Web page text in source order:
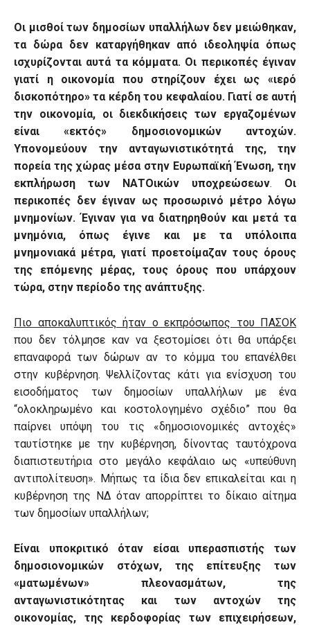
Οι μισθοί των δημοσίων υπαλλήλων δεν μειώθηκαν,
τα δώρα δεν καταργήθηκαν από ιδεοληψία όπως
ισχυρίζονται αυτά τα κόμματα. Οι περικοπές έγιναν
γιατί η οικονομία που στηρίζουν έχει ως «ιερό
δισκοπότηρο» τα κέρδη του κεφαλαίου. Γιατί σε αυτή
την οικονομία, οι διεκδικήσεις των εργαζομένων
είναι «εκτός» δημοσιονομικών αντοχών.
Υπονομεύουν την ανταγωνιστικότητά της, την
πορεία της χώρας μέσα στην Ευρωπαϊκή Ένωση, την
εκπλήρωση των ΝΑΤΟικών υποχρεώσεων. Οι
περικοπές δεν έγιναν ως προσωρινό μέτρο λόγω
μνημονίων. Έγιναν για να διατηρηθούν και μετά τα
μνημόνια, όπως έγινε και με τα υπόλοιπα
μνημονιακά μέτρα, γιατί προετοίμαζαν τους όρους
της επόμενης μέρας, τους όρους που υπάρχουν
τώρα, στην περίοδο της ανάπτυξης.
Πιο αποκαλυπτικός ήταν ο εκπρόσωπος του ΠΑΣΟΚ
που δεν τόλμησε καν να ξεστομίσει ότι θα υπάρξει
επαναφορά των δώρων αν το κόμμα του επανέλθει
στην κυβέρνηση. Ψελλίζοντας κάτι για ενίσχυση του
εισοδήματος των δημοσίων υπαλλήλων με ένα
“ολοκληρωμένο και κοστολογημένο σχέδιο” που θα
παίρνει υπόψη του τις «δημοσιονομικές αντοχές»
ταυτίστηκε με την κυβέρνηση, δίνοντας ταυτόχρονα
διαπιστευτήρια στο μεγάλο κεφάλαιο ως «υπεύθυνη
αντιπολίτευση». Μήπως τα ίδια δεν επικαλείται και η
κυβέρνηση της ΝΔ όταν απορρίπτει το δίκαιο αίτημα
των δημοσίων υπαλλήλων;
Είναι υποκριτικό όταν είσαι υπερασπιστής των
δημοσιονομικών στόχων, της επίτευξης των
«ματωμένων» πλεονασμάτων, της
ανταγωνιστικότητας και των αντοχών της
οικονομίας, της κερδοφορίας των επιχειρήσεων,